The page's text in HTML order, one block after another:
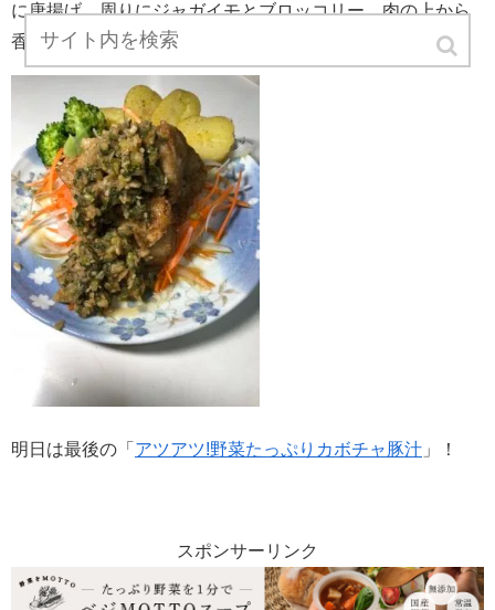
に唐揚げ、周りにジャガイモとブロッコリー、肉の上から
香味野菜ソースをたっぷりかけて、完成です!
明日は最後の「 アツアツ!野菜たっぷりカボチャ豚汁 」！
スポンサーリンク